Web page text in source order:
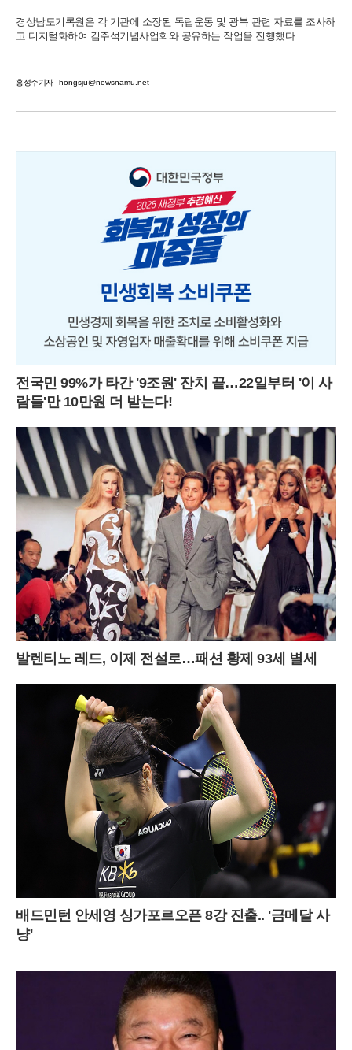
경상남도기록원은 각 기관에 소장된 독립운동 및 광복 관련 자료를 조사하
고 디지털화하여 김주석기념사업회와 공유하는 작업을 진행했다.
홍성주기자 hongsju@newsnamu.net
전국민 99%가 타간 '9조원' 잔치 끝…22일부터 '이 사
람들'만 10만원 더 받는다!
발렌티노 레드, 이제 전설로…패션 황제 93세 별세
배드민턴 안세영 싱가포르오픈 8강 진출.. '금메달 사
냥'